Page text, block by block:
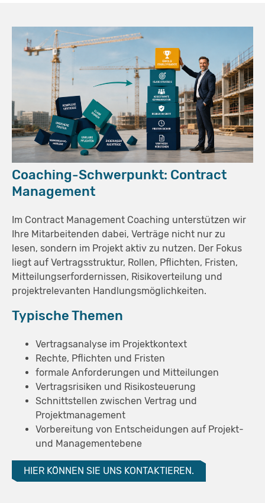
Coaching-Schwerpunkt: Contract
Management
Im Contract Management Coaching unterstützen wir
Ihre Mitarbeitenden dabei, Verträge nicht nur zu
lesen, sondern im Projekt aktiv zu nutzen. Der Fokus
liegt auf Vertragsstruktur, Rollen, Pflichten, Fristen,
Mitteilungserfordernissen, Risikoverteilung und
projektrelevanten Handlungsmöglichkeiten.
Typische Themen
Vertragsanalyse im Projektkontext
Rechte, Pflichten und Fristen
formale Anforderungen und Mitteilungen
Vertragsrisiken und Risikosteuerung
Schnittstellen zwischen Vertrag und
Projektmanagement
Vorbereitung von Entscheidungen auf Projekt-
und Managementebene
HIER KÖNNEN SIE UNS KONTAKTIEREN.